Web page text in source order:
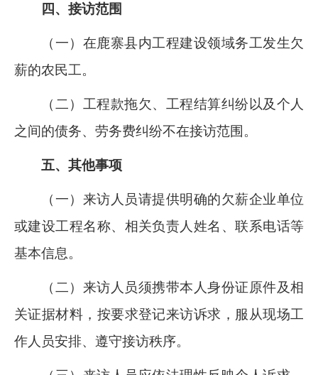
四、接访范围
（一）在鹿寨县内工程建设领域务工发生欠
薪的农民工。
（二）工程款拖欠、工程结算纠纷以及个人
之间的债务、劳务费纠纷不在接访范围。
五、其他事项
（一）来访人员请提供明确的欠薪企业单位
或建设工程名称、相关负责人姓名、联系电话等
基本信息。
（二）来访人员须携带本人身份证原件及相
关证据材料，按要求登记来访诉求，服从现场工
作人员安排、遵守接访秩序。